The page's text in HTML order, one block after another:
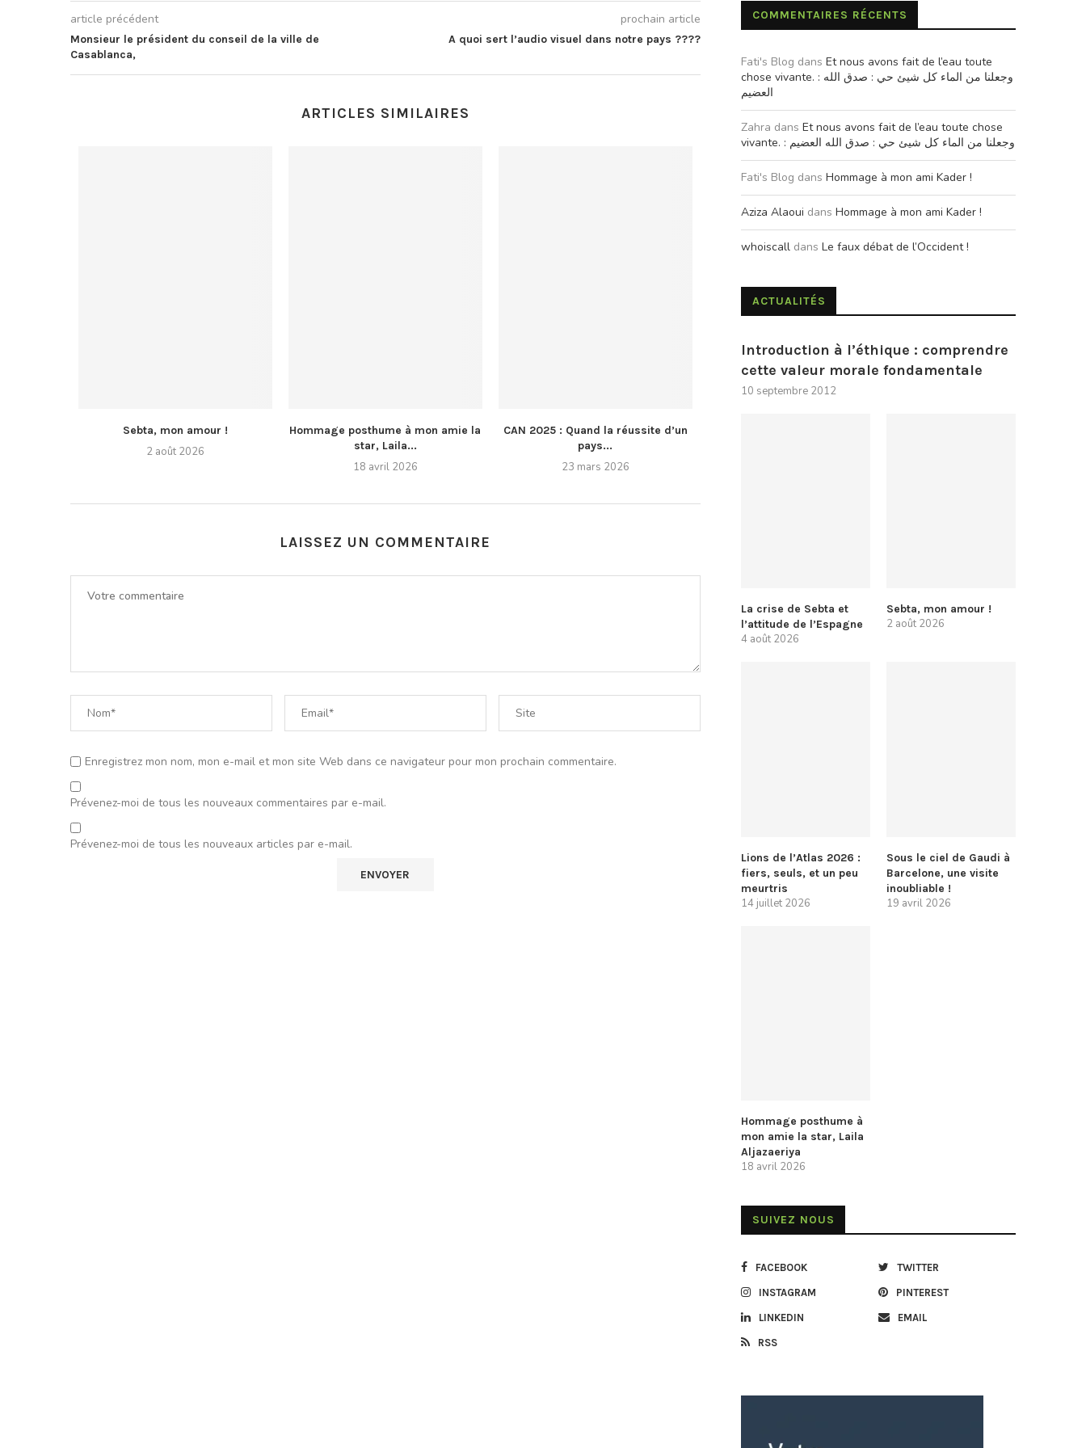
article précédent
Monsieur le président du conseil de la ville de
Casablanca,
prochain article
A quoi sert l’audio visuel dans notre pays ????
ARTICLES SIMILAIRES
Sebta, mon amour !
2 août 2026
Hommage posthume à mon amie la
star, Laila...
18 avril 2026
CAN 2025 : Quand la réussite d’un
pays...
23 mars 2026
LAISSEZ UN COMMENTAIRE
Enregistrez mon nom, mon e-mail et mon site Web dans ce navigateur pour mon prochain commentaire.
Prévenez-moi de tous les nouveaux commentaires par e-mail.
Prévenez-moi de tous les nouveaux articles par e-mail.
COMMENTAIRES RÉCENTS
Fati's Blog dans Et nous avons fait de l’eau toute
chose vivante. : وجعلنا من الماء كل شيئ حي : صدق الله
العضيم
Zahra dans Et nous avons fait de l’eau toute chose
vivante. : وجعلنا من الماء كل شيئ حي : صدق الله العضيم
Fati's Blog dans Hommage à mon ami Kader !
Aziza Alaoui dans Hommage à mon ami Kader !
whoiscall dans Le faux débat de l’Occident !
ACTUALITÉS
Introduction à l’éthique : comprendre
cette valeur morale fondamentale
10 septembre 2012
La crise de Sebta et
l’attitude de l’Espagne
4 août 2026
Sebta, mon amour !
2 août 2026
Lions de l’Atlas 2026 :
fiers, seuls, et un peu
meurtris
14 juillet 2026
Sous le ciel de Gaudi à
Barcelone, une visite
inoubliable !
19 avril 2026
Hommage posthume à
mon amie la star, Laila
Aljazaeriya
18 avril 2026
SUIVEZ NOUS
FACEBOOK TWITTER
INSTAGRAM PINTEREST
LINKEDIN EMAIL
RSS